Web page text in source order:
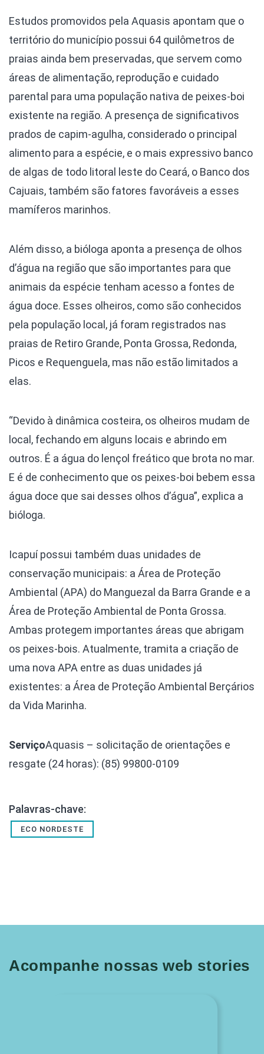
Estudos promovidos pela Aquasis apontam que o
território do município possui 64 quilômetros de
praias ainda bem preservadas, que servem como
áreas de alimentação, reprodução e cuidado
parental para uma população nativa de peixes-boi
existente na região. A presença de significativos
prados de capim-agulha, considerado o principal
alimento para a espécie, e o mais expressivo banco
de algas de todo litoral leste do Ceará, o Banco dos
Cajuais, também são fatores favoráveis a esses
mamíferos marinhos.
Além disso, a bióloga aponta a presença de olhos
d’água na região que são importantes para que
animais da espécie tenham acesso a fontes de
água doce. Esses olheiros, como são conhecidos
pela população local, já foram registrados nas
praias de Retiro Grande, Ponta Grossa, Redonda,
Picos e Requenguela, mas não estão limitados a
elas.
“Devido à dinâmica costeira, os olheiros mudam de
local, fechando em alguns locais e abrindo em
outros. É a água do lençol freático que brota no mar.
E é de conhecimento que os peixes-boi bebem essa
água doce que sai desses olhos d’água”, explica a
bióloga.
Icapuí possui também duas unidades de
conservação municipais: a Área de Proteção
Ambiental (APA) do Manguezal da Barra Grande e a
Área de Proteção Ambiental de Ponta Grossa.
Ambas protegem importantes áreas que abrigam
os peixes-bois. Atualmente, tramita a criação de
uma nova APA entre as duas unidades já
existentes: a Área de Proteção Ambiental Berçários
da Vida Marinha.
ServiçoAquasis – solicitação de orientações e
resgate (24 horas): (85) 99800-0109
Palavras-chave:
ECO NORDESTE
Acompanhe nossas web stories